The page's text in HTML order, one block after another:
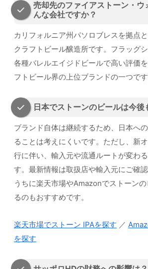
売却先のファイアストーン・ウ
んな会社ですか？
カリフォルニア州パソロブレスを拠点
クラフトビール醸造所です。フラッグ
各種バレルエイジドビールで高い評価
フトビール界の上位ブランドの一つです
日本でストーンのビールは今後
ブランド自体は継続するため、日本へ
ることは考えにくいです。ただし、新
行に伴い、輸入元や流通ルートが変わ
す。最新情報は取扱店や輸入元にご確
うちに楽天市場やAmazonでストーン
るのもおすすめです。
楽天市場でストーン IPAを探す ／
を探す